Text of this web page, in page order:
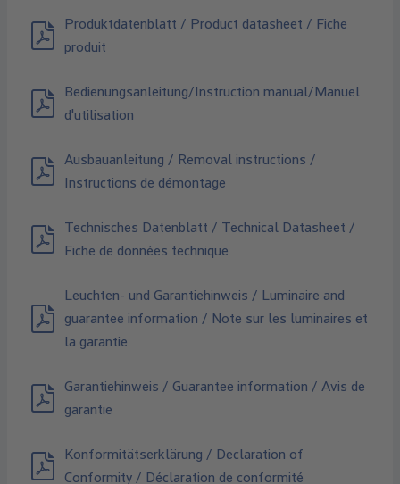
Produktdatenblatt / Product datasheet / Fiche
produit
Bedienungsanleitung/Instruction manual/Manuel
d'utilisation
Ausbauanleitung / Removal instructions /
Instructions de démontage
Technisches Datenblatt / Technical Datasheet /
Fiche de données technique
Leuchten- und Garantiehinweis / Luminaire and
guarantee information / Note sur les luminaires et
la garantie
Garantiehinweis / Guarantee information / Avis de
garantie
Konformitätserklärung / Declaration of
Conformity / Déclaration de conformité